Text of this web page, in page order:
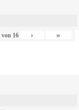
von 16 › »